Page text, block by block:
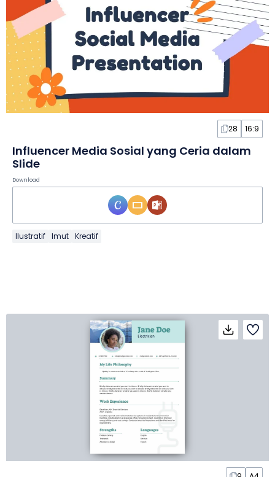
28 16:9
Influencer Media Sosial yang Ceria dalam
Slide
Download
Ilustratif Imut Kreatif